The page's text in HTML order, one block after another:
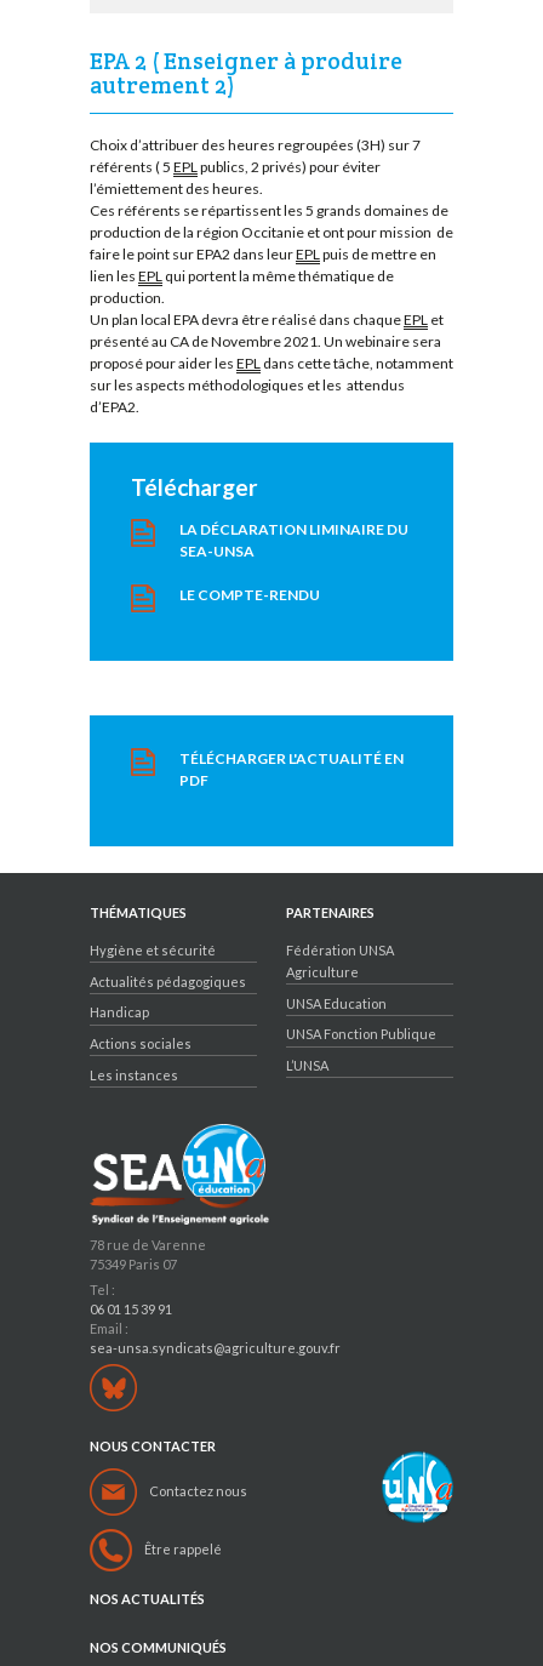
EPA 2 ( Enseigner à produire
autrement 2)
Choix d’attribuer des heures regroupées (3H) sur 7
référents ( 5 EPL publics, 2 privés) pour éviter
l’émiettement des heures.
Ces référents se répartissent les 5 grands domaines de
production de la région Occitanie et ont pour mission de
faire le point sur EPA2 dans leurEPL puis de mettre en
lien les EPL qui portent la même thématique de
production.
Un plan local EPA devra être réalisé dans chaqueEPL et
présenté au CA de Novembre 2021. Un webinaire sera
proposé pour aider les EPL dans cette tâche, notamment
sur les aspects méthodologiques et les attendus
d’EPA2.
Télécharger
LA DÉCLARATION LIMINAIRE DU
SEA-UNSA
LE COMPTE-RENDU
TÉLÉCHARGER L'ACTUALITÉ EN
PDF
78 rue de Varenne
75349 Paris 07
Tel :
06 01 15 39 91
Email :
sea-unsa.syndicats@agriculture.gouv.fr
THÉMATIQUES
Hygiène et sécurité
Actualités pédagogiques
Handicap
Actions sociales
Les instances
PARTENAIRES
Fédération UNSA
Agriculture
UNSA Education
UNSA Fonction Publique
L’UNSA
NOUS CONTACTER
Contactez nous
Être rappelé
NOS ACTUALITÉS
NOS COMMUNIQUÉS